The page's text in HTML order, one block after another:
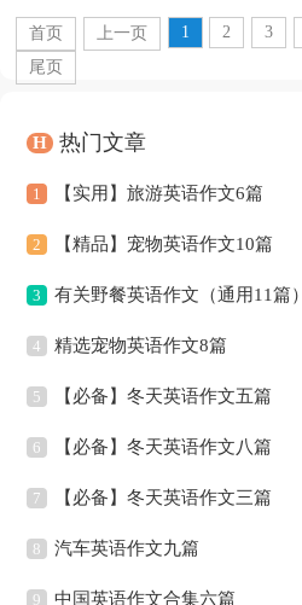
首页 上一页 1 2 3
尾页
H 热门文章
1 【实用】旅游英语作文6篇
2 【精品】宠物英语作文10篇
3 有关野餐英语作文（通用11篇）
4 精选宠物英语作文8篇
5 【必备】冬天英语作文五篇
6 【必备】冬天英语作文八篇
7 【必备】冬天英语作文三篇
8 汽车英语作文九篇
9 中国英语作文合集六篇